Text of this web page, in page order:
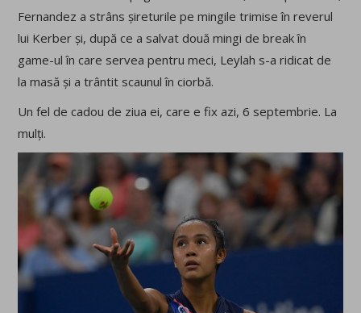
Fernandez a strâns șireturile pe mingile trimise în reverul
lui Kerber și, după ce a salvat două mingi de break în
game-ul în care servea pentru meci, Leylah s-a ridicat de
la masă și a trântit scaunul în ciorbă.
Un fel de cadou de ziua ei, care e fix azi, 6 septembrie. La
mulți.